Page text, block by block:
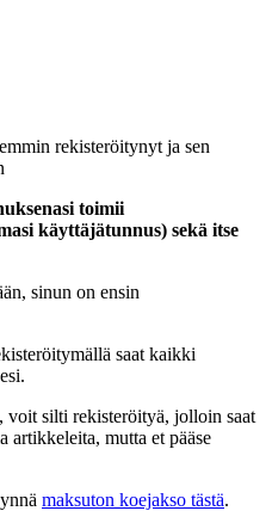
rekisteröitynyt ja sen
toimii
käyttäjätunnus) sekä itse
sinun on ensin
saat kaikki
voit silti rekisteröityä, jolloin saat
artikkeleita, mutta et pääse
maksuton koejakso tästä.